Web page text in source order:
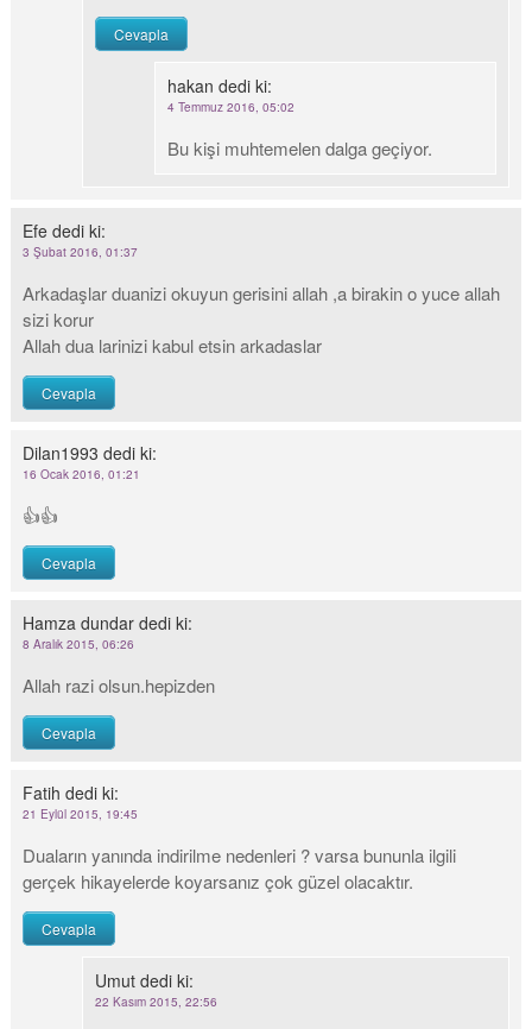
Cevapla
hakan dedi ki:
4 Temmuz 2016, 05:02
Bu kişi muhtemelen dalga geçiyor.
Efe dedi ki:
3 Şubat 2016, 01:37
Arkadaşlar duanizi okuyun gerisini allah ,a birakin o yuce allah
sizi korur
Allah dua larinizi kabul etsin arkadaslar
Cevapla
Dilan1993 dedi ki:
16 Ocak 2016, 01:21
👍👍
Cevapla
Hamza dundar dedi ki:
8 Aralık 2015, 06:26
Allah razi olsun.hepizden
Cevapla
Fatih dedi ki:
21 Eylül 2015, 19:45
Duaların yanında indirilme nedenleri ? varsa bununla ilgili
gerçek hikayelerde koyarsanız çok güzel olacaktır.
Cevapla
Umut dedi ki:
22 Kasım 2015, 22:56